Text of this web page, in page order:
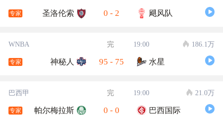
专家 圣洛伦索 0 - 2 飓风队
WNBA 完 19:00 186.1万
专家 神秘人 95 - 75 水星
巴西甲 完 19:00 21.0万
专家 帕尔梅拉斯 0 - 0 巴西国际